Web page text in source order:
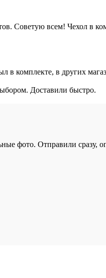
Советую всем! Чехол в
в комплекте, в других
Доставили быстро.
фото. Отправили сразу,